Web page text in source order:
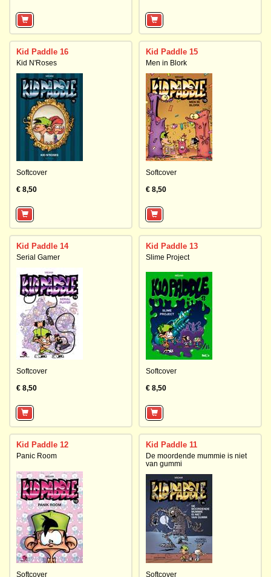
Kid Paddle 16
Kid N'Roses
Softcover
€ 8,50
Kid Paddle 15
Men in Blork
Softcover
€ 8,50
Kid Paddle 14
Serial Gamer
Softcover
€ 8,50
Kid Paddle 13
Slime Project
Softcover
€ 8,50
Kid Paddle 12
Panic Room
Softcover
Kid Paddle 11
De moordende mummie is niet
van gummi
Softcover